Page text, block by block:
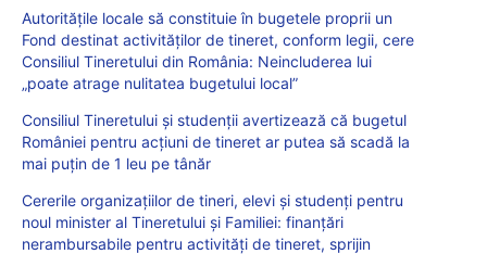
Autoritățile locale să constituie în bugetele proprii un
Fond destinat activităților de tineret, conform legii, cere
Consiliul Tineretului din România: Neincluderea lui
„poate atrage nulitatea bugetului local”
Consiliul Tineretului și studenții avertizează că bugetul
României pentru acțiuni de tineret ar putea să scadă la
mai puțin de 1 leu pe tânăr
Cererile organizațiilor de tineri, elevi și studenți pentru
noul minister al Tineretului și Familiei: finanțări
nerambursabile pentru activități de tineret, sprijin